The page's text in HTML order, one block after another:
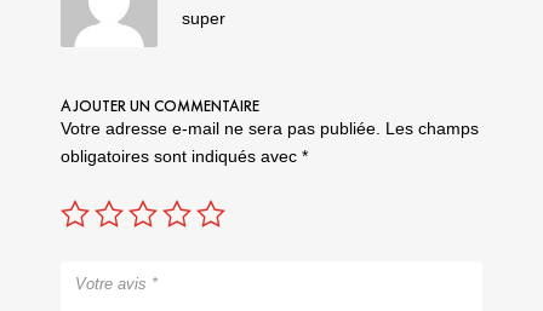
super
AJOUTER UN COMMENTAIRE
Votre adresse e-mail ne sera pas publiée. Les champs
obligatoires sont indiqués avec *